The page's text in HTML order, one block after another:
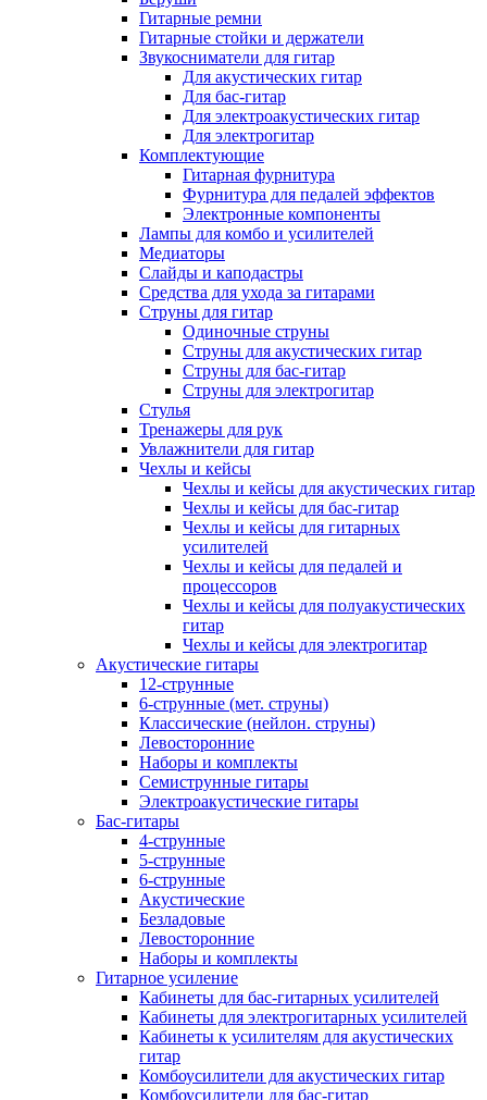
Гитарные ремни
Гитарные стойки и держатели
Звукосниматели для гитар
Для акустических гитар
Для бас-гитар
Для электроакустических гитар
Для электрогитар
Комплектующие
Гитарная фурнитура
Фурнитура для педалей эффектов
Электронные компоненты
Лампы для комбо и усилителей
Медиаторы
Слайды и каподастры
Средства для ухода за гитарами
Струны для гитар
Одиночные струны
Струны для акустических гитар
Струны для бас-гитар
Струны для электрогитар
Стулья
Тренажеры для рук
Увлажнители для гитар
Чехлы и кейсы
Чехлы и кейсы для акустических гитар
Чехлы и кейсы для бас-гитар
Чехлы и кейсы для гитарных
усилителей
Чехлы и кейсы для педалей и
процессоров
Чехлы и кейсы для полуакустических
гитар
Чехлы и кейсы для электрогитар
Акустические гитары
12-струнные
6-струнные (мет. струны)
Классические (нейлон. струны)
Левосторонние
Наборы и комплекты
Семиструнные гитары
Электроакустические гитары
Бас-гитары
4-струнные
5-струнные
6-струнные
Акустические
Безладовые
Левосторонние
Наборы и комплекты
Гитарное усиление
Кабинеты для бас-гитарных усилителей
Кабинеты для электрогитарных усилителей
Кабинеты к усилителям для акустических
гитар
Комбоусилители для акустических гитар
Комбоусилители для бас-гитар